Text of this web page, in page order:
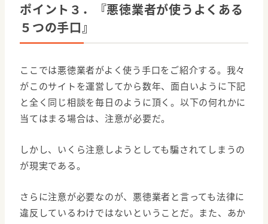
ポイント３．『悪徳業者が使うよくある
５つの手口』
ここでは悪徳業者がよく使う手口をご紹介する。我々
がこのサイトを運営してから数年、面白いように下記
と全く同じ相談を毎日のように頂く。以下の何れかに
当てはまる場合は、注意が必要だ。
しかし、いくら注意しようとしても騙されてしまうの
が現実である。
さらに注意が必要なのが、悪徳業者と言っても法律に
違反しているわけではないということだ。また、あか